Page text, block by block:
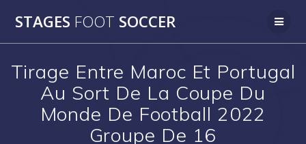
to
STAGES FOOT SOCCER
Tirage Entre Maroc Et Portugal
Au Sort De La Coupe Du
Monde De Football 2022
Groupe De 16